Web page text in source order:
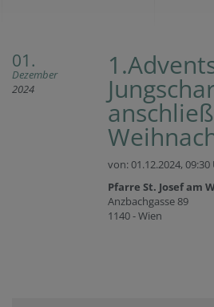
01.
Dezember
2024
von: 01.12.2024,09:30
Pfarre St. Josef am
Anzbachgasse 89
1140 - Wien